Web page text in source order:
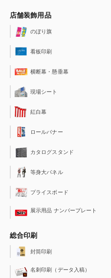
店舗装飾用品
のぼり旗
看板印刷
横断幕・懸垂幕
現場シート
紅白幕
ロールバナー
カタログスタンド
等身大パネル
プライスボード
展示用品 ナンバープレート
総合印刷
封筒印刷
名刺印刷（データ入稿）